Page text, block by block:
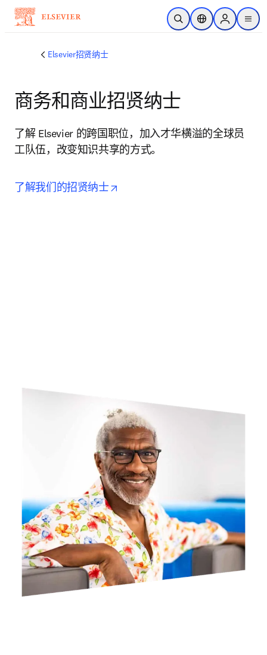
跳转到主内容
开放搜索位置选择器Sign in to
menu
Elsevier招贤纳士
商务和商业招贤纳士
了解 Elsevier 的跨国职位，加入才华横溢的全球员
工队伍，改变知识共享的方式。
了解我们的招贤纳士